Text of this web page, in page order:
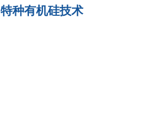
特种有机硅技术